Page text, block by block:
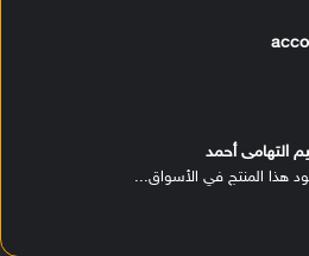
التهامى أحمد
هذا المنتج في الأسواق...